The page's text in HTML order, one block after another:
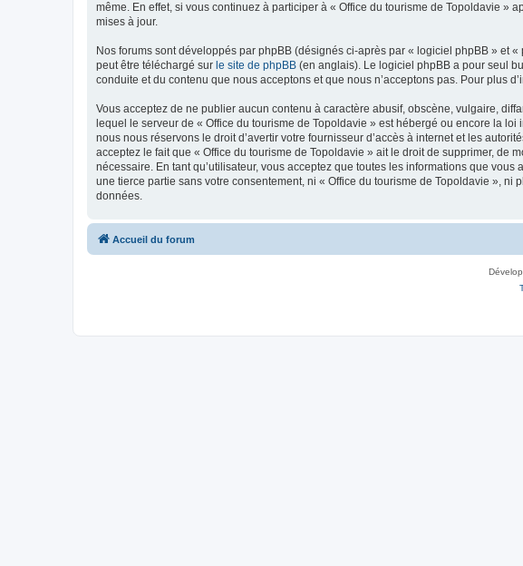
même. En effet, si vous continuez à participer à « Office du tourisme de Topoldavie »
mises à jour.
Nos forums sont développés par phpBB (désignés ci-après par « logiciel phpBB » et
peut être téléchargé sur le site de phpBB (en anglais). Le logiciel phpBB a pour seul
conduite et du contenu que nous acceptons et que nous n’acceptons pas. Pour plus
Vous acceptez de ne publier aucun contenu à caractère abusif, obscène, vulgaire,
lequel le serveur de « Office du tourisme de Topoldavie » est hébergé ou encore la
nous nous réservons le droit d’avertir votre fournisseur d’accès à internet et les
acceptez le fait que « Office du tourisme de Topoldavie » ait le droit de supprimer, de
nécessaire. En tant qu’utilisateur, vous acceptez que toutes les informations que
une tierce partie sans votre consentement, ni « Office du tourisme de Topoldavie »,
données.
Accueil du forum